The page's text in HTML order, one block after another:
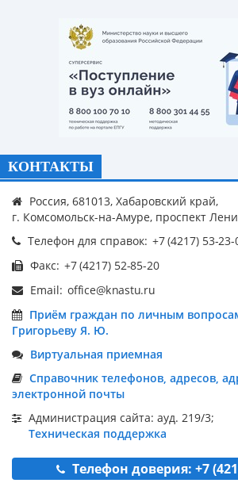
КОНТАКТЫ
Россия, 681013, Хабаровский край,
г. Комсомольск-на-Амуре, проспект
Телефон для справок:
Факс:
Email:
Приём граждан по личным
Григорьеву Я. Ю.
Виртуальная приемная
Справочник телефонов, адресов,
электронной почты
Администрация сайта: ауд. 219/3;
Техническая поддержка
Телефон доверия: +7